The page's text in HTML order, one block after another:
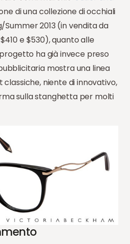
di una collezione di occhiali
2013 (in vendita da
e $530), quanto alle
ha già invece preso
mostra una linea
niente di innovativo,
sulla stanghetta per molti